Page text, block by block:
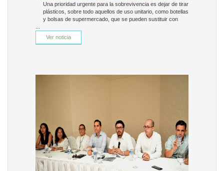
Una prioridad urgente para la sobrevivencia es dejar de tirar
plásticos, sobre todo aquellos de uso unitario, como botellas
y bolsas de supermercado, que se pueden sustituir con
Ver noticia